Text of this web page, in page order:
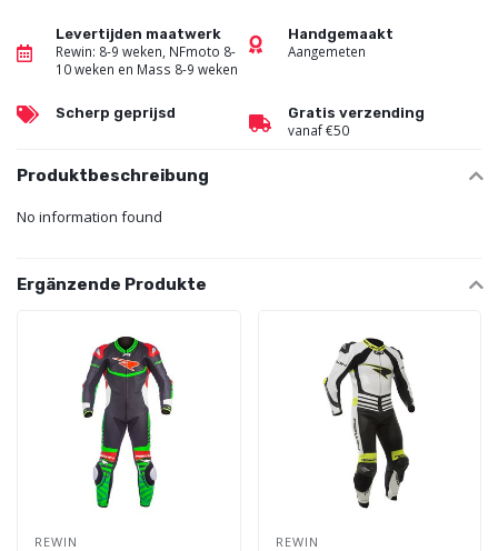
Levertijden maatwerk
Rewin: 8-9 weken, NFmoto 8-
10 weken en Mass 8-9 weken
Handgemaakt
Aangemeten
Scherp geprijsd Gratis verzending
vanaf €50
Produktbeschreibung
No information found
Ergänzende Produkte
REWIN REWIN